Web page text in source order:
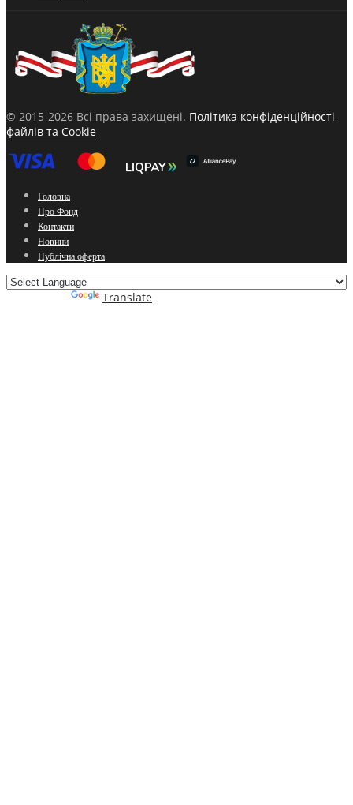
© 2015-2026 Всі права захищені. Політика конфіденційності
файлів та Cookie
Головна
Про Фонд
Контакти
Новини
Публічна оферта
Translate